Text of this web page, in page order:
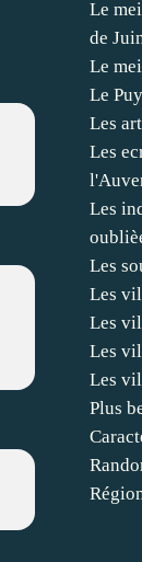
Le
de
Le
Le
Les
Les
Les
Les
Les
Les
Les
Les
Plus